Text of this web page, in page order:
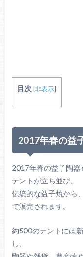
目次 [非表示]
2017年春の益
2017年春の益子陶
テントが立ち並び、
伝統的な益子焼から
で販売されます。
約500のテントには
し、